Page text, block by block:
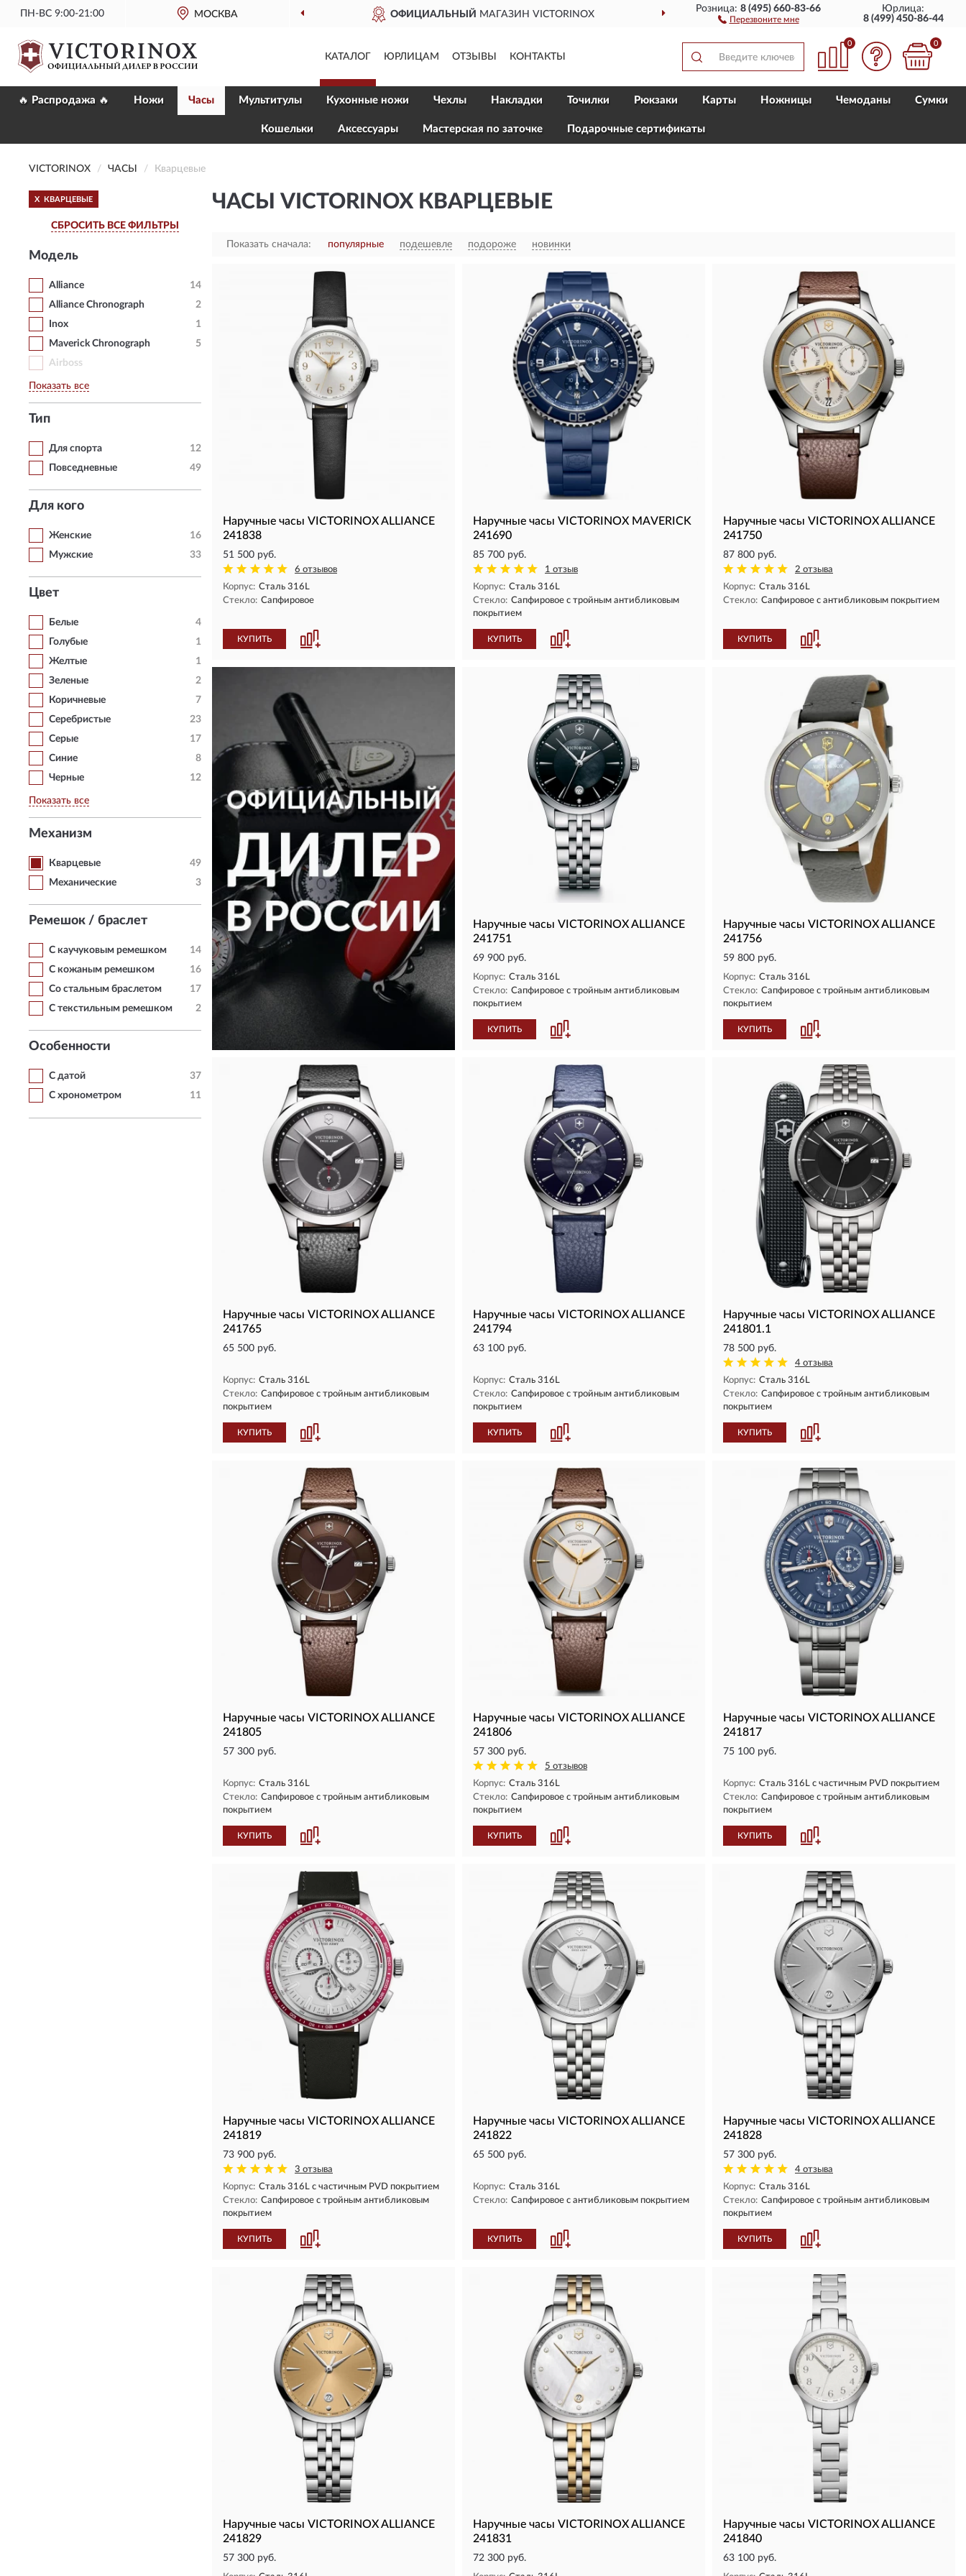
ПН-ВС 9:00-21:00 МОСКВАОФИЦИАЛЬНЫЙ МАГАЗИН VICTORINOX ДОСТАВИМ ПО ВСЕЙ РОССИИ
Розница:8 (495) 660-83-66
Перезвоните мне
Юрлица:
8 (499) 450-86-44
КАТАЛОГ ЮРЛИЦАМ ОТЗЫВЫ КОНТАКТЫ
0 0
🔥 Распродажа 🔥 Ножи Часы Мультитулы Кухонные ножи Чехлы Накладки Точилки Рюкзаки Карты Ножницы Чемоданы Сумки
Кошельки Aксессуары Мастерская по заточке Подарочные сертификаты
VICTORINOX ЧАСЫ Кварцевые
X КВАРЦЕВЫЕ
СБРОСИТЬ ВСЕ ФИЛЬТРЫ
Модель
Alliance
14
Alliance Chronograph
2
Inox
1
Maverick Chronograph
5
Airboss
Показать все
Тип
Для спорта
12
Повседневные
49
Для кого
Женские
16
Мужские
33
Цвет
Белые
4
Голубые
1
Желтые
1
Зеленые
2
Коричневые
7
Серебристые
23
Серые
17
Синие
8
Черные
12
Показать все
Механизм
Кварцевые
49
Механические
3
Ремешок / браслет
С каучуковым ремешком
14
С кожаным ремешком
16
Со стальным браслетом
17
С текстильным ремешком
2
Особенности
С датой
37
С хронометром
11
ЧАСЫ VICTORINOX КВАРЦЕВЫЕ
Показать сначала: популярные подешевле подороже новинки
Наручные часы VICTORINOX ALLIANCE
241838
51 500 руб.
6 отзывов
Корпус: Сталь 316L
Стекло: Сапфировое
КУПИТЬ
Наручные часы VICTORINOX MAVERICK
241690
85 700 руб.
1 отзыв
Корпус: Сталь 316L
Стекло: Сапфировое с тройным антибликовым
покрытием
КУПИТЬ
Наручные часы VICTORINOX ALLIANCE
241750
87 800 руб.
2 отзыва
Корпус: Сталь 316L
Стекло: Сапфировое с антибликовым покрытием
КУПИТЬ
Наручные часы VICTORINOX ALLIANCE
241751
69 900 руб.
Корпус: Сталь 316L
Стекло: Сапфировое с тройным антибликовым
покрытием
КУПИТЬ
Наручные часы VICTORINOX ALLIANCE
241756
59 800 руб.
Корпус: Сталь 316L
Стекло: Сапфировое с тройным антибликовым
покрытием
КУПИТЬ
Наручные часы VICTORINOX ALLIANCE
241765
65 500 руб.
Корпус: Сталь 316L
Стекло: Сапфировое с тройным антибликовым
покрытием
КУПИТЬ
Наручные часы VICTORINOX ALLIANCE
241794
63 100 руб.
Корпус: Сталь 316L
Стекло: Сапфировое с тройным антибликовым
покрытием
КУПИТЬ
Наручные часы VICTORINOX ALLIANCE
241801.1
78 500 руб.
4 отзыва
Корпус: Сталь 316L
Стекло: Сапфировое с тройным антибликовым
покрытием
КУПИТЬ
Наручные часы VICTORINOX ALLIANCE
241805
57 300 руб.
Корпус: Сталь 316L
Стекло: Сапфировое с тройным антибликовым
покрытием
КУПИТЬ
Наручные часы VICTORINOX ALLIANCE
241806
57 300 руб.
5 отзывов
Корпус: Сталь 316L
Стекло: Сапфировое с тройным антибликовым
покрытием
КУПИТЬ
Наручные часы VICTORINOX ALLIANCE
241817
75 100 руб.
Корпус: Сталь 316L с частичным PVD покрытием
Стекло: Сапфировое с тройным антибликовым
покрытием
КУПИТЬ
Наручные часы VICTORINOX ALLIANCE
241819
73 900 руб.
3 отзыва
Корпус: Сталь 316L с частичным PVD покрытием
Стекло: Сапфировое с тройным антибликовым
покрытием
КУПИТЬ
Наручные часы VICTORINOX ALLIANCE
241822
65 500 руб.
Корпус: Сталь 316L
Стекло: Сапфировое с антибликовым покрытием
КУПИТЬ
Наручные часы VICTORINOX ALLIANCE
241828
57 300 руб.
4 отзыва
Корпус: Сталь 316L
Стекло: Сапфировое с тройным антибликовым
покрытием
КУПИТЬ
Наручные часы VICTORINOX ALLIANCE
241829
57 300 руб.
Наручные часы VICTORINOX ALLIANCE
241831
72 300 руб.
Наручные часы VICTORINOX ALLIANCE
241840
63 100 руб.